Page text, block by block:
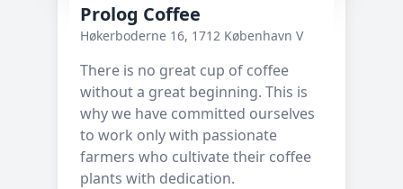
Prolog Coffee
Høkerboderne 16, 1712 København V
There is no great cup of coffee
without a great beginning. This is
why we have committed ourselves
to work only with passionate
farmers who cultivate their coffee
plants with dedication.